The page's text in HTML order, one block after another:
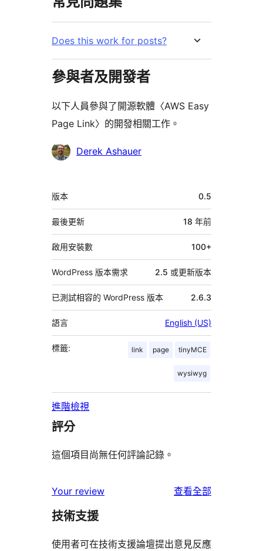
Does this work for posts?
參與者及開發者
以下人員參與了開源軟體〈AWS Easy
Page Link〉的開發相關工作。
參
Derek Ashauer
中
繼
資
料
版本 0.5
最後更新 18 年前
啟用安裝數 100+
WordPress 版本需求 2.5 或更新版本
已測試相容的 WordPress 版本 2.6.3
語言 English (US)
標籤: link page tinyMCE
wysiwyg
進階檢視
評分
這個項目尚無任何評論記錄。
Your review 查看全部
評
技術支援
使用者可在技術支援論壇提出意見反應